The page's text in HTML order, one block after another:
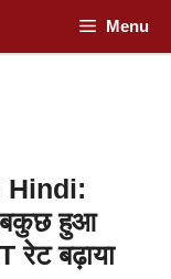
Menu
Hindi:
हुआ
रेट बढ़ाया